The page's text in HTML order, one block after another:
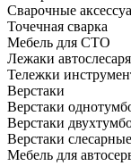
Сварочные
Точечная сварка
Мебель для СТО
Лежаки автослесаря
Тележки
Верстаки
Верстаки
Верстаки
Верстаки слесарные
Мебель для